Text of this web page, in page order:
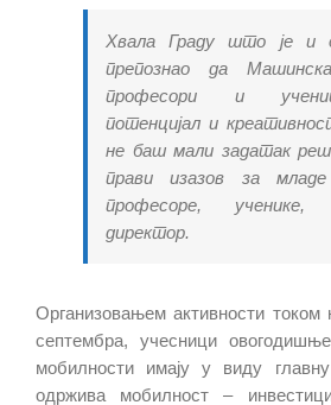
Хвала Граду што је и
препознао да
професори и
потенцијал и
не баш мали задатак
прави изазов за
професоре,
директор.
Организовањем активности
септембра, учесници
мобилности имају у виду
одржива мобилност –